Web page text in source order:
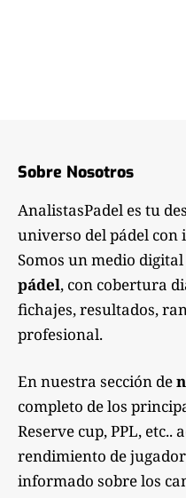
Sobre Nosotros
AnalistasPadel es tu
universo del pádel
Somos un medio
pádel, con cobertura
fichajes, resultados,
profesional.
En nuestra sección de
completo de los
Reserve cup, PPL,
rendimiento de
informado sobre los